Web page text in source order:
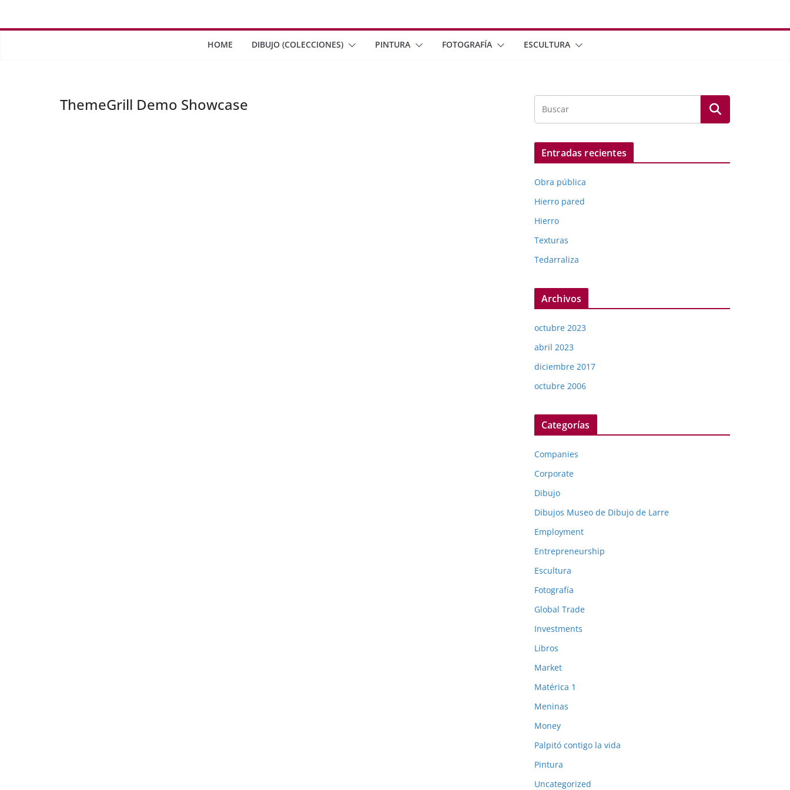
HOME DIBUJO (COLECCIONES) PINTURA FOTOGRAFÍA ESCULTURA
ThemeGrill Demo Showcase
Entradas recientes
Obra pública
Hierro pared
Hierro
Texturas
Tedarraliza
Archivos
octubre 2023
abril 2023
diciembre 2017
octubre 2006
Categorías
Companies
Corporate
Dibujo
Dibujos Museo de Dibujo de Larre
Employment
Entrepreneurship
Escultura
Fotografía
Global Trade
Investments
Libros
Market
Matérica 1
Meninas
Money
Palpitó contigo la vida
Pintura
Uncategorized